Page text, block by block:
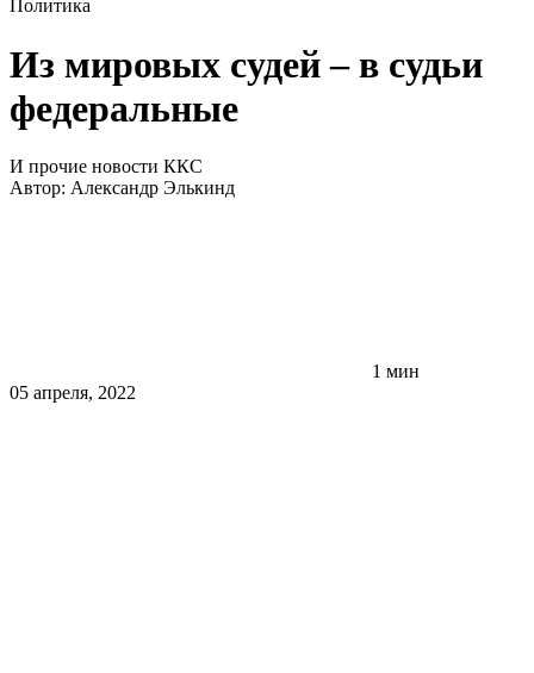
Политика
Из мировых судей – в судьи
федеральные
И прочие новости ККС
Автор: Александр Элькинд
1 мин
05 апреля, 2022